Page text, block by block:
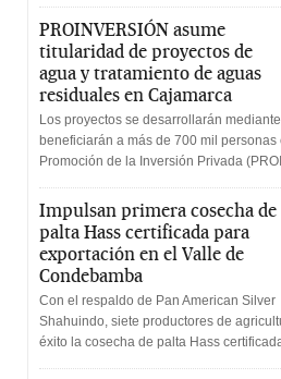
PROINVERSIÓN asume
titularidad de proyectos de
agua y tratamiento de aguas
residuales en Cajamarca
Los proyectos se desarrollarán
beneficiarán a más de 700 mil personas
Promoción de la Inversión Privada
Impulsan primera cosecha de
palta Hass certificada para
exportación en el Valle de
Condebamba
Con el respaldo de Pan American Silver
Shahuindo, siete productores de
éxito la cosecha de palta Hass